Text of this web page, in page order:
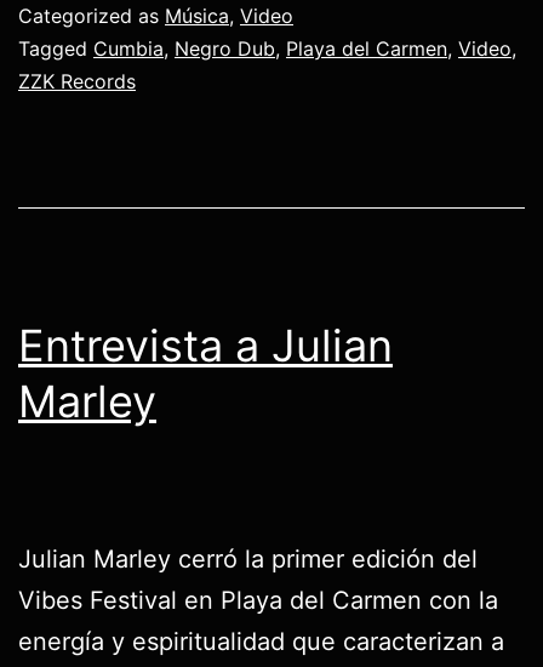
Categorized as Música, Video
Tagged Cumbia, Negro Dub, Playa del Carmen, Video,
ZZK Records
Entrevista a Julian
Marley
Julian Marley cerró la primer edición del
Vibes Festival en Playa del Carmen con la
energía y espiritualidad que caracterizan a